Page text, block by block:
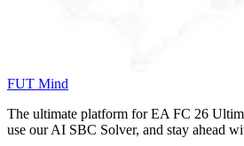
FUT Mind
The ultimate platform for EA FC 26
use our AI SBC Solver, and stay ahead